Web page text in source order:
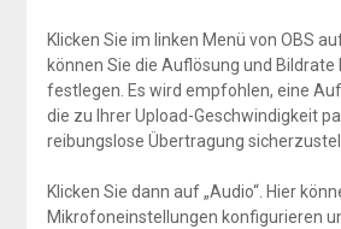
Klicken Sie im linken Menü von OBS
können Sie die Auflösung und Bildrate
festlegen. Es wird empfohlen, eine
die zu Ihrer Upload-Geschwindigkeit
reibungslose Übertragung
Klicken Sie dann auf „Audio“. Hier
Mikrofoneinstellungen konfigurieren